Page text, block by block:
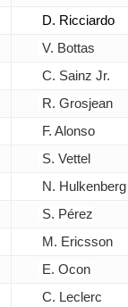
D. Ricciardo
V. Bottas
C. Sainz Jr.
R. Grosjean
F. Alonso
S. Vettel
N. Hulkenberg
S. Pérez
M. Ericsson
E. Ocon
C. Leclerc